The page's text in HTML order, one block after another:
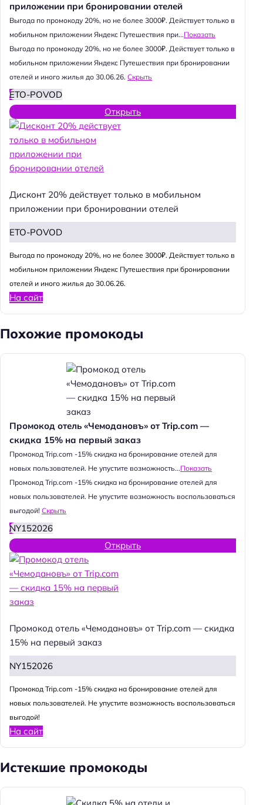
приложении при бронировании отелей
Выгода по промокоду 20%, но не более 3000₽. Действует только в
мобильном приложении Яндекс Путешествия при...Показать
Выгода по промокоду 20%, но не более 3000₽. Действует только в
мобильном приложении Яндекс Путешествия при бронировании
отелей и иного жилья до 30.06.26. Скрыть
ETO-POVOD
Открыть
Дисконт 20% действует только в мобильном
приложении при бронировании отелей
ETO-POVOD
Выгода по промокоду 20%, но не более 3000₽. Действует только в
мобильном приложении Яндекс Путешествия при бронировании
отелей и иного жилья до 30.06.26.
На сайт
Похожие промокоды
Промокод отель «Чемодановъ» от Trip.com —
скидка 15% на первый заказ
Промокод Trip.com -15% скидка на бронирование отелей для
новых пользователей. Не упустите возможность...Показать
Промокод Trip.com -15% скидка на бронирование отелей для
новых пользователей. Не упустите возможность воспользоваться
выгодой! Скрыть
NY152026
Открыть
Промокод отель «Чемодановъ» от Trip.com — скидка
15% на первый заказ
NY152026
Промокод Trip.com -15% скидка на бронирование отелей для
новых пользователей. Не упустите возможность воспользоваться
выгодой!
На сайт
Истекшие промокоды